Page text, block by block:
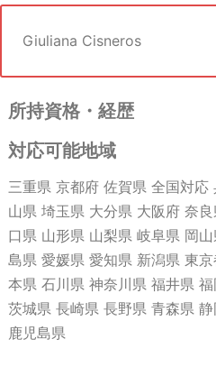
Giuliana Cisneros
所持資格・経歴
対応可能地域
三重県 京都府 佐賀県 全国対
山県 埼玉県 大分県 大阪府 奈
口県 山形県 山梨県 岐阜県 岡
島県 愛媛県 愛知県 新潟県 東
本県 石川県 神奈川県 福井県
茨城県 長崎県 長野県 青森県
鹿児島県